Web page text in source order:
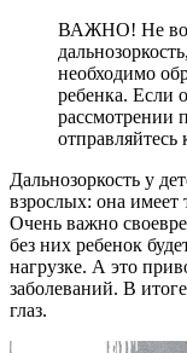
ВАЖНО! Не во
необходимо
ребенка. Если
рассмотрении
отправляйтесь
Дальнозоркость у
взрослых: она
Очень важно
без них ребенок
нагрузке. А это
заболеваний. В
глаз.